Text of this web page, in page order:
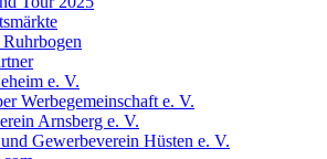
e. V.
Werbegemeinschaft e. V.
Arnsberg e. V.
Gewerbeverein Hüsten e. V.